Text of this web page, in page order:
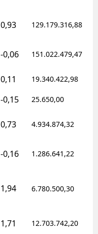
0,93 129.179.316,88
-0,06 151.022.479,47
0,11 19.340.422,98
-0,15 25.650,00
0,73 4.934.874,32
-0,16 1.286.641,22
1,94 6.780.500,30
1,71 12.703.742,20